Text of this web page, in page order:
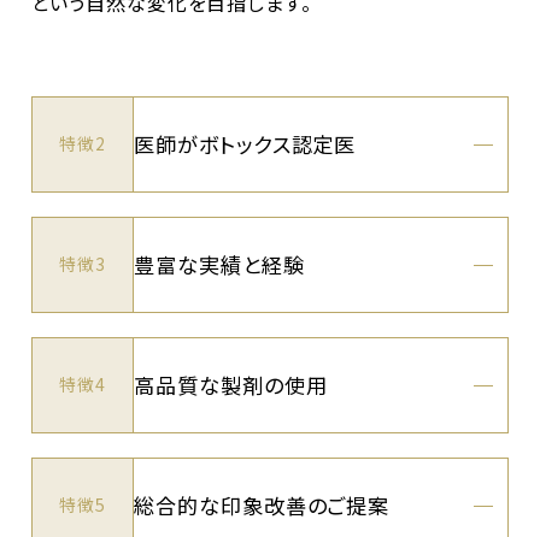
特徴2 医師がボトックス認定医
特徴3 豊富な実績と経験
特徴4 高品質な製剤の使用
特徴5 総合的な印象改善のご提案